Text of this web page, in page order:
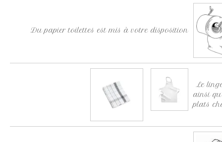
Du papier toilettes est mis à votre disposition
Le
ainsi
plats